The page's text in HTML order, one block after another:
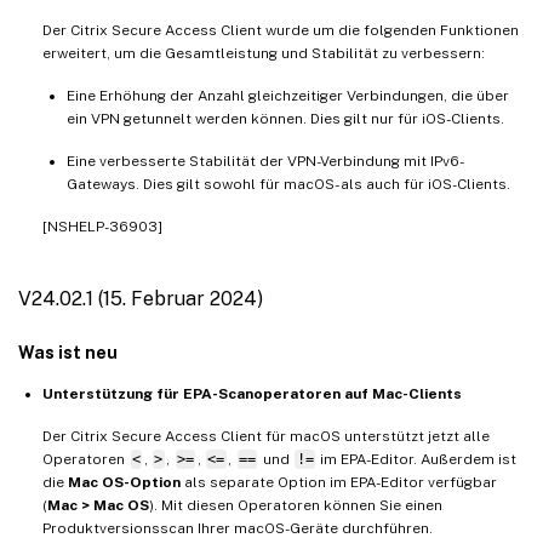
Der Citrix Secure Access Client wurde um die folgenden Funktionen
erweitert, um die Gesamtleistung und Stabilität zu verbessern:
Eine Erhöhung der Anzahl gleichzeitiger Verbindungen, die über
ein VPN getunnelt werden können. Dies gilt nur für iOS-Clients.
Eine verbesserte Stabilität der VPN-Verbindung mit IPv6-
Gateways. Dies gilt sowohl für macOS- als auch für iOS-Clients.
[NSHELP-36903]
V24.02.1 (15. Februar 2024)
Was ist neu
Unterstützung für EPA-Scanoperatoren auf Mac-Clients
Der Citrix Secure Access Client für macOS unterstützt jetzt alle
Operatoren < > >= <= == und != im EPA-Editor. Außerdem ist
die Mac OS-Option als separate Option im EPA-Editor verfügbar
(Mac > Mac OS). Mit diesen Operatoren können Sie einen
Produktversionsscan Ihrer macOS-Geräte durchführen.